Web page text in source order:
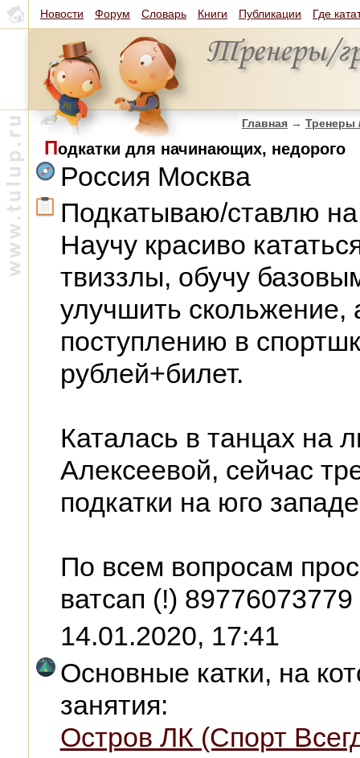
Новости Форум Словарь Книги Публикации Где
Главная → Тренеры
Подкатки для начинающих, недорого
Россия Москва
Подкатываю/ставлю на
Научу красиво
твиззлы, обучу
улучшить скольжение,
поступлению в
рублей+билет.
Каталась в танцах на
Алексеевой, сейчас
подкатки на юго
По всем вопросам
ватсап (!)
14.01.2020, 17:41
Основные катки, на
занятия:
Остров ЛК (Спорт